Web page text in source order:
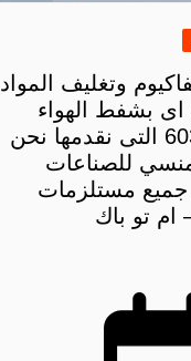
وتغليف المواد
اى بشفط الهواء
موديل ام توباك 603 التى نقدمها نحن
للصناعات
جميع مستلزمات
ام تو باك